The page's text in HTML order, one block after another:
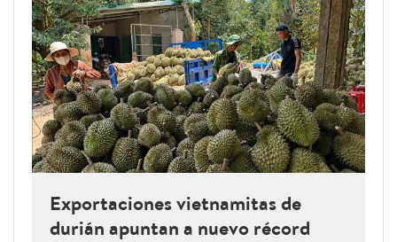
Exportaciones vietnamitas de
durián apuntan a nuevo récord